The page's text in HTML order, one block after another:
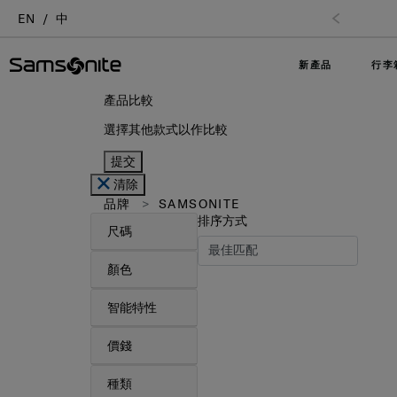
EN 中
新產品 行李
產品比較
選擇其他款式以作比較
提交
清除
品牌
SAMSONITE
尺碼
顏色
智能特性
價錢
種類
排序方式